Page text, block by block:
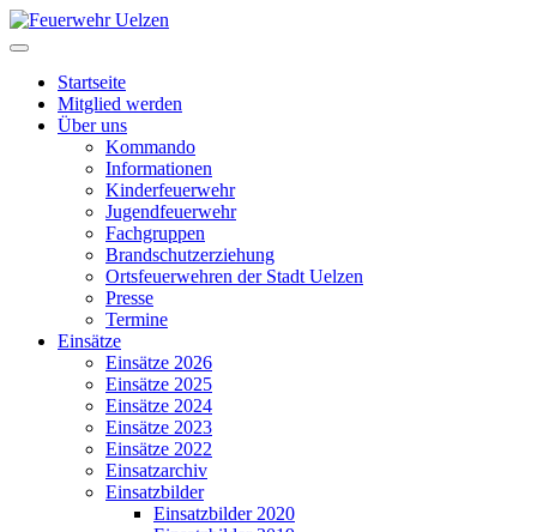
Startseite
Mitglied werden
Über uns
Kommando
Informationen
Kinderfeuerwehr
Jugendfeuerwehr
Fachgruppen
Brandschutzerziehung
Ortsfeuerwehren der Stadt Uelzen
Presse
Termine
Einsätze
Einsätze 2026
Einsätze 2025
Einsätze 2024
Einsätze 2023
Einsätze 2022
Einsatzarchiv
Einsatzbilder
Einsatzbilder 2020